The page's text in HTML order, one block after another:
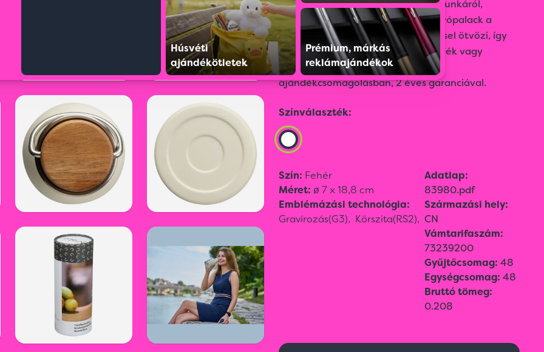
Húsvéti
ajándékötletek
Prémium, márkás
reklámajándékok
használathoz – legyen szó irodai munkáról,
sportolásról vagy utazásról. Ez az ivópalack a
funkcionalitást stílusos megjelenéssel ötvözi, így
tökéletes exkluzív promóciós ajándék vagy
személyes kiegészítő. Exkluzív
ajándékcsomagolásban, 2 éves garanciával.
Színválaszték:
Szín: Fehér
Méret: ø 7 x 18,8 cm
Emblémázási technológia:
Gravírozás(G3), Körszita(RS2),
Adatlap:
83980.pdf
Származási hely:
CN
Vámtarifaszám:
73239200
Gyűjtőcsomag: 48
Egységcsomag: 48
Bruttó tömeg:
0.208